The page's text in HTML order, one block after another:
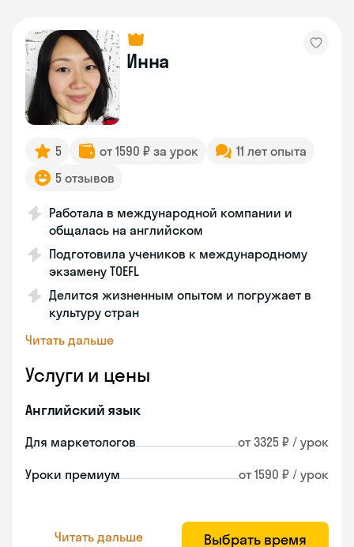
Инна
5 от 1590 ₽ за урок
11 лет опыта
5 отзывов
Работала в международной компании и
общалась на английском
Подготовила учеников к международному
экзамену TOEFL
Делится жизненным опытом и погружает в
культуру стран
Читать дальше
Услуги и цены
Английский язык
Для маркетологов от 3325 ₽ / урок
Уроки премиум от 1590 ₽ / урок
Читать дальше Выбрать время